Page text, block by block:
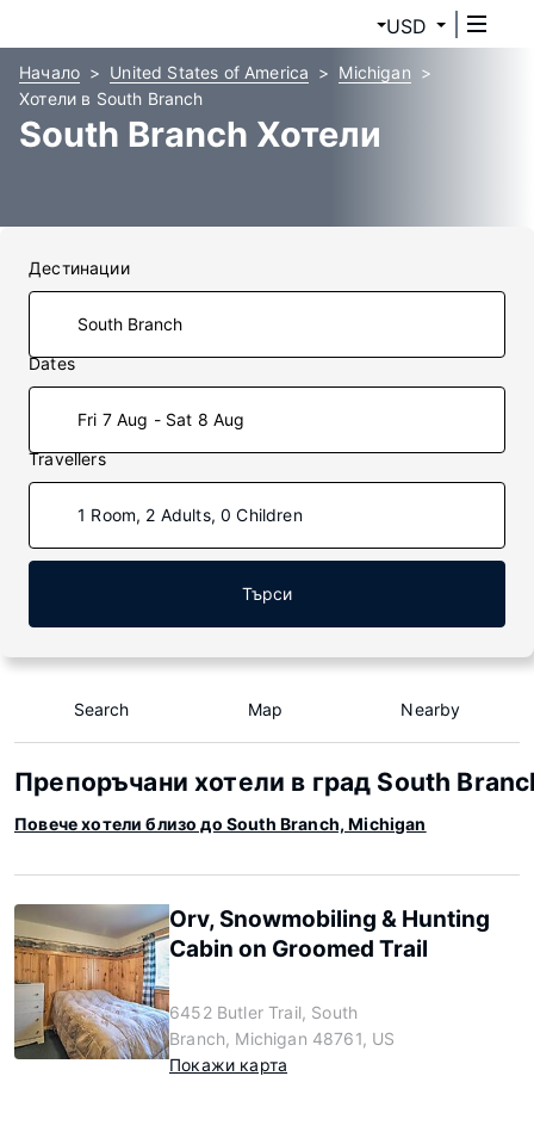
USD
Начало United States of America
Michigan
Хотели в South Branch
South Branch Хотели
Дестинации
Dates
Fri 7 Aug - Sat 8 Aug
Travellers
1 Room, 2 Adults, 0 Children
Търси
Search Map Nearby
Препоръчани хотели в град South
Повече хотели близо до South Branch, Michigan
Orv, Snowmobiling & Hunting
Cabin on Groomed Trail
6452 Butler Trail, South
Branch, Michigan 48761, US
Покажи карта